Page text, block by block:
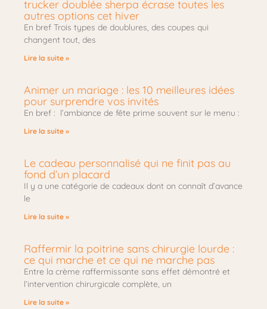
trucker doublée sherpa écrase toutes les
autres options cet hiver
En bref Trois types de doublures, des coupes qui
changent tout, des
Lire la suite »
Animer un mariage : les 10 meilleures idées
pour surprendre vos invités
En bref : l’ambiance de fête prime souvent sur le menu :
Lire la suite »
Le cadeau personnalisé qui ne finit pas au
fond d’un placard
Il y a une catégorie de cadeaux dont on connaît d’avance
le
Lire la suite »
Raffermir la poitrine sans chirurgie lourde :
ce qui marche et ce qui ne marche pas
Entre la crème raffermissante sans effet démontré et
l’intervention chirurgicale complète, un
Lire la suite »